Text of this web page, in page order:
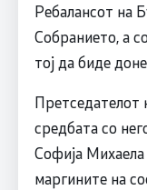
Ребалансот на
Собранието, а
тој да биде
Претседателот
средбата со
Софија
маргините на